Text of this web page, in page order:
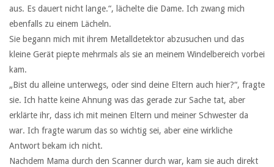
aus. Es dauert nicht lange.“, lächelte die Dame. Ich zwang mich
ebenfalls zu einem Lächeln.
Sie begann mich mit ihrem Metalldetektor abzusuchen und das
kleine Gerät piepte mehrmals als sie an meinem Windelbereich vorbei
kam.
„Bist du alleine unterwegs, oder sind deine Eltern auch hier?“, fragte
sie. Ich hatte keine Ahnung was das gerade zur Sache tat, aber
erklärte ihr, dass ich mit meinen Eltern und meiner Schwester da
war. Ich fragte warum das so wichtig sei, aber eine wirkliche
Antwort bekam ich nicht.
Nachdem Mama durch den Scanner durch war, kam sie auch direkt